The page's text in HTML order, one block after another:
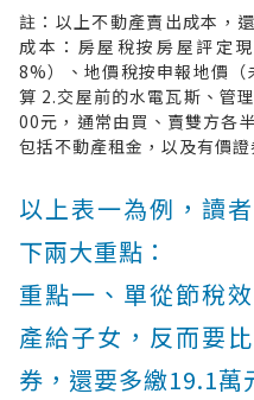
註：以上不動產賣出成本，
成本：房屋稅按房屋評定
8%）、地價稅按申報地價
算 2.交屋前的水電瓦斯、管
00元，通常由買、賣雙方各
包括不動產租金，以及有價
以上表一為例，讀
下兩大重點：
重點一、單從節稅
產給子女，反而要
券，還要多繳19.1萬